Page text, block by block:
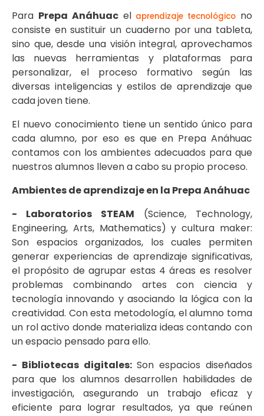
Para Prepa Anáhuacel aprendizaje tecnológico no
consiste en sustituir un cuaderno por una tableta,
sino que, desde una visión integral, aprovechamos
las nuevas herramientas y plataformas para
personalizar, el proceso formativo según las
diversas inteligencias y estilos de aprendizaje que
cada joven tiene.
El nuevo conocimiento tiene un sentido único para
cada alumno, por eso es que en Prepa Anáhuac
contamos con los ambientes adecuados para que
nuestros alumnos lleven a cabo su propio proceso.
Ambientes de aprendizaje en la Prepa Anáhuac
- Laboratorios STEAM (Science, Technology,
Engineering, Arts, Mathematics) y cultura maker:
Son espacios organizados, los cuales permiten
generar experiencias de aprendizaje significativas,
el propósito de agrupar estas 4 áreas es resolver
problemas combinando artes con ciencia y
tecnología innovando y asociando la lógica con la
creatividad. Con esta metodología, el alumno toma
un rol activo donde materializa ideas contando con
un espacio pensado para ello.
- Bibliotecas digitales: Son espacios diseñados
para que los alumnos desarrollen habilidades de
investigación, asegurando un trabajo eficaz y
eficiente para lograr resultados, ya que reúnen